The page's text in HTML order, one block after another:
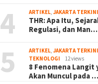
4 ARTIKEL ,JAKARTA TERKINI
THR: Apa Itu,
Regulasi, dan Man…
5 ARTIKEL ,JAKARTA TERKINI
TEKNOLOGI
12 views
8 Fenomena Langit
Akan Muncul pada …